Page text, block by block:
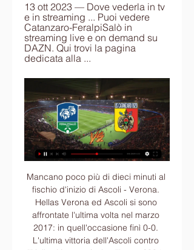
13 ott 2023 — Dove vederla in tv
e in streaming ... Puoi vedere
Catanzaro-FeralpiSalò in
streaming live e on demand su
DAZN. Qui trovi la pagina
dedicata alla ...
Mancano poco più di dieci minuti al fischio d'inizio di Ascoli - Verona. Hellas Verona ed Ascoli si sono affrontate l'ultima volta nel marzo 2017: in quell'occasione finì 0-0. L'ultima vittoria dell'Ascoli contro l'Hellas Verona risale all'anno 2004: 2-1 il punteggio finale.

Feralpisalo-Catanzaro diretta streaming gratis Calcio 60 minuti fa — Partita Feralpisalo Catanzaro Live gratis. Feralpisalo – Catanzaro guarda. Feralpisalo-Catanzaro in video streaming gratis e diretta live tv.

Italia-Repubblica Ceca diretta tv orario: formazioni e ultime novità. L’Italia è ad un passo dal Mondiale brasiliano. Una vittoria con la Repubblica Ceca martedì sera darebbe la certezza della qualificazione come prima del girone e così Prandelli potrebbe finalmente sperimentare qualcosa in vista della kermesse di giugno 2014.

[SPORT-] FeralpiSalò | Useful Irish Resources Group 5 ore fa — [SPORT-] FeralpiSalò - US Catanzaro diretta tv Feralpisalò-Catanzaro, streaming e diretta tv: Sky, Now o 20/01/2024 US Catanzaro 1929: oggi ...

Gol ed emozioni nel match valido per la 20^ giornata di campionato. Adorante, Pelle e Gavioli firmano il successo nerazzurro TREZZO SULL'ADDA - Trasferta vittoriosa per l'Under 17 Lega Pro, impegnata sul campo della Giana Erminio nella 20^ giornata del …

Contrada Marina Palmense 97/B, tel. 073453627 Dottor Piergiorgio Pirani Il modo più rapido per contattarmi è via SMS, tra una visita e l'altra o tra un intervento e l'altro, posso rispondere o …

FeralpiSalò US Catanzaro diretta gratis 7 ore fa — Catanzaro Pescara oggi, Sky, DAZN o Eleven? Dove 26 mar 2023 — Diretta TV: Sky Sport – Diretta Gol, canale 251; Diretta streaming: Sky Go, DAZN, ...

Elegante cittadina barocca a pochi chilometri da Catania, Acireale sorge su un rilievo lavico che si affaccia direttamente sullo Ionio, la Timpa, da cui si apre un bellissimo panorama che giunge fino alla Riserva Marina Protetta de La Riviera dei Ciclopi.

26 Agosto 2019 Teatro D'Annunzio Pescara Inizio ore 21:00. Biglietti in vendita da € 36.00. Dopo il grandissimo successo di “Innamorato Perso”, lo spettacolo teatrale prodotto da Max Produzioni e Vivo Concerti, con cui ha fatto ridere ed emozionare il pubblico italiano nei palazzetti di ben 14 città lungo tutta la penisola (Roma, Milano.

Distanza in linea d’aria del percorso Milano - Toscana è km. Stabilire un percorso Milano - Toscana da percorrere con la macchina oppure con il pullman (treno spesso fa un altro itinerario) corrisponde sulla cartina stradale alla distanza di km e il tempo di percorrenza è .

Trekking.it utilizza cookie, anche di terze parti, per inviarti servizi in linea con le tue preferenze. Se vuoi saperne di più o negare il consenso a tutti o ad alcuni cookie, leggi l'informativa estesa. Cliccando sul tasto acconsenti all'uso dei cookie, altrimenti rimarranno disabilitati. Questo avviso verrà riproposto tra un …

Nel 2-1 della Juventus a San Siro contro l'Inter, protagonista assoluto è stato Gonzalo Higuain. Il ‘Pipita' è promosso a pieni voti soprattutto per il suo modo di entrate in maniera convinta in campo ed essere decisivo. Lui come Dybala, bravo a correre su tutta la linea difensiva nerazzurra e

(TRASMISSIONE IN DIRETTA<<) FeralpiSalò Catanzaro in 6 ore fa — (TRASMISSIONE IN DIRETTA<<) FeralpiSalò Catanzaro in tv Diretta Catanzaro-Feralpisalò: dove vederla in tv e live 20 gennaio 2024 22 mag 2019 ...

Feralpisalò-Catanzaro, Serie B: neopromosse a confronto 3 ore fa — Il match FeralpiSalò-Catanzaro, con fischio d'inizio previsto oggi alle ore 14:00, sarà visibile in diretta tv sulla piattaforma satellitare a ...

Al termine delle gare del sabato si sono delineate le semifinali del torneo: a partire dalle ore 10:30 di domenica, la beach arena allestita in Piazzale Roma ospiterà la sfida tra Saugella Team Monza e LPM BAM Mondovì, successivamente toccherà a Savino Del Bene Scandicci e VBC Apis Casalmaggiore lottare per conquistare un posto nella finale.

Si va verso il tutto esaurito a Catania, dunque, e per i tifosi che non sono riusciti ad acquistare in tempo utile un biglietto per andare a vedere la partita, per non vederla in differita a risultato già scritto l’opzione è solo una: assistere alla diretta streaming.

Il Real Valladolid Club de Fútbol, meglio noto come Real Valladolid, è una società calcistica spagnola con sede nella città di Valladolid, nella Comunità Autonoma di Castiglia e León. Milita nella Primera División e disputa le partite casalinghe nello Stadio José Zorrilla

Maledizione a quelle bande rosa disegnate sulle casacche degli avversari. L’Adrense non molla reagisce ancora, e non spreca il nostro regalo di Natale servito su di un piatto che mette nelle condizioni il 2000 Faini di andare in porta accorciare le distanze e segnare la sua prima marcatura in serie D. PAURA AL COMUNALE - Il gol incassato fa male.

data, orario e diretta streaming Serie B 2023/2024 7 ore fa — Ecco le informazioni relative alla data, l'orario, la diretta tv e lo streaming di Feralpisalò-Catanzaro, match valevole per la ventunesima ...

Løgmanssteypið, l’HB torna al trionfo nella “finale che nessuno ha visto” Intervista a Finn Meinel: Groenlandia e il calcio a ritmo di natura; Dopo 48 anni la Coppa d’Islanda torna al Vikingur Reykjavik! Campionato faroese, dallo scudetto in bilico al disastro EB/Streymur

pallavolo femminile bari. comunicazione urgente corsi c/o fermi e elena di savoia si comunica che l'inizio dei corsi presso la palestra del fermi e dell'elena di savoia previsto per lunedi 5 ottobre e' posticipato di alcuni giorni a causa di ritardi burocratici non dipendenti dalla nostra volonta'.

Carlos A. Mannucci Peru Last 10: L D W W W D W L W L. Results. Competition. Date. Home Team. Score. Away Team. Peru Primera Division 2019 05 October 2019. Deportivo Binacional. 4 - 0. Carlos A. Mannucci. Peru Primera Division 2019 29 September 2019. Carlos A. Mannucci. 0 - 0. Alianza Universidad Huanuco. Peru Primera Division 2019 23 September.

Di Redazione. Con la seconda giornata di campionato, per il Pool Libertas arriva anche la prima di quattro trasferte in aereo. L’appuntamento è fissato per domenica 21 ottobre 2018 alle ore 18.00 al PalaGrotte di Castellana Grotte (BA) per la partita contro la Materdominivolley.it.

Situato a Caldiero, a 42 km da Vicenza,. Terme di Caldiero Monte 3,5 km Soave Monte 9 km Borghetto - Valeggio sul Mincio. 35 km Aeroporti più vicini * Aeroporto di Villafranca 19,3 km Aeroporto di Treviso - Antonio Canova 86,6 km Aeroporto di Venezia Marco Polo 92,9 km * Le distanze sono misurate in linea retta. Quelle effettive da.

Meccanica Nova a Empoli contro il “fanalino. quella che oggi, con palla a due alle 18, vede la Meccanica Nova Vigarano impegnata a Empoli contro la Use Scotti Rosa, che occupa l. Ragusa 12, Napoli 10, San Martino di Lupari 10, Lucca 8, Sesto San Giovanni 8, Battipaglia 4, Torino 4, Vigarano 4, Empoli 2. Ora in Homepage.

Desio incidenza neoplasie in linea con i valori regionali Nella Grande Brianza monzese e lecchese l’incidenza delle patologie tumorali è confrontabile con quella che si registra nel resto della regione.

Catanzaro - Feralpisalò: diretta live Serie B Calcio 21/10/ Segui la diretta live di Catanzaro - Feralpisalò con aggiornamenti in tempo reale. Vivi l'emozione della Serie B Calcio su gazzetta.it.

Oggi FeralpiSalò Catanzaro in diretta Dove vedere 5 ore fa — Oggi FeralpiSalò Catanzaro in diretta Dove vedere Catanzaro-Feralpisalò, streaming gratis OGGI 20 gennaio 2024 Segui FeralpiSalo vs ...

Hockey in diretta su Scoreboard.com - risultati di hockey, punteggi, livescore, classifiche e statistiche. Scoreboard.com offre un servizio di risultati per più di 150 competizioni di hockey da tutto il mondo, competizioni italiane incluse - dalla Serie A alla Supercoppa.

Gli Orari Autobus da Ravenna a Faenza sono divisi in due categorie separate, gli orari delle linee dirette che permettono di arrivare da Ravenna a Faenza in modo diretto, senza dover cambiare mezzo di trasporto, e gli orari delle linee con scalo, che ti permettono di raggiungere Faenza tramite l'utilizzo di più mezzi di trasporto (solitamente.

Il punteggio in tempo reale: Halmia vs KSF Prespa Birlik nei giochi Svezia 4. Presentiamo il risultato in tempo reale, le formazioni in pre-partita e la tabella sempre attuale

La Vuelle Pesaro espugna il campo della Pallacanestro Cantù e conquista la terza vittoria stagionale, la seconda consecutiva. Successo meritato per gli uomini di coach Galli che partono subito forte disputando un'ottimo primo quarto nel quale toccano anche un massimo vantaggio di 12 punti.

Read the publication. Martedì 8 Aprile 2014 Chiusura ore 16.34 Lunedì 07.04.2014 Sommario PAG. 4 PAG. 14 Assemblea generale dei lavoratori dei Cantieri scuola lavoro Venerdì 11 aprile alle ore 15,30 Concessione del comprensorio dell’ex Ospedale Militare al Comune della Spezia massimo federici Anno VIII - N° 55 PAG. 3 PAG. 5 Lo Spezia è.

LIVE – Sinner – Viola 6-1 6-0, qualificazioni Us Open 2019 (DIRETTA) News dalla rete; Il live e la diretta scritta del match tra Jannik Sinner e Matteo Viola, primo turno delle qualificazioni degli Us Open 2019. Derby tutto azzurro a New York tra il giovane altoatesino e il più esperto tennista di Mestre.

Diretta scritta: Zenit St. Petersburg - AZ Alkmaar (Europa League 2016/2017, Gruppo D) con marcatori, formazioni, cambi, cartellini gialli e rossi.

Il bollettino ufficiale della Regione Sardegna: lo strumento legale per conoscere tutti gli atti della Regione e gli atti dello Stato di interesse regionale.

Cosenza-Pescara in campo per la 10a giornata di Serie B questa sera al “Marulla” alle ore 21:00. Sfida tra squadre con obiettivi diameNota: Latte Dolce pagina dei risultati su Diretta offre Latte Dolce risultati, ultimi risultati, comparazione quote, e statistiche sugli scontri diretti. Segui Latte Dolce, risultati su Diretta.it . Mostra altri Diretta.it. Termini di utilizzo Pubblicit.

Ai nostri microfoni Patierno analizza il momen